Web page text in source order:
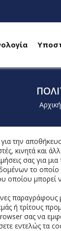
Αρχική
για την
κινητά και
σας για
το
μπορεί
ή τρίτους
σας να
εντελώς τα